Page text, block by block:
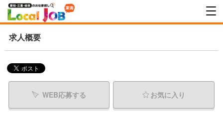
求人概要
WEB応募する お気に入り